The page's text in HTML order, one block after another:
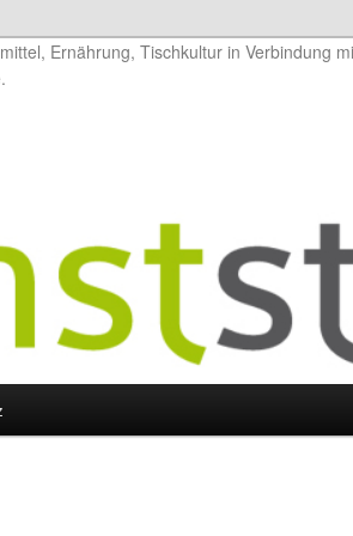
Ernährung, Tischkultur in Verbindung